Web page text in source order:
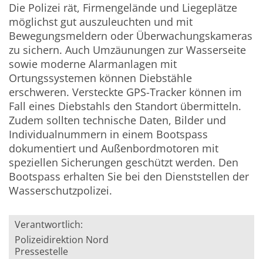
Die Polizei rät, Firmengelände und Liegeplätze
möglichst gut auszuleuchten und mit
Bewegungsmeldern oder Überwachungskameras
zu sichern. Auch Umzäunungen zur Wasserseite
sowie moderne Alarmanlagen mit
Ortungssystemen können Diebstähle
erschweren. Versteckte GPS-Tracker können im
Fall eines Diebstahls den Standort übermitteln.
Zudem sollten technische Daten, Bilder und
Individualnummern in einem Bootspass
dokumentiert und Außenbordmotoren mit
speziellen Sicherungen geschützt werden. Den
Bootspass erhalten Sie bei den Dienststellen der
Wasserschutzpolizei.
Verantwortlich:
Polizeidirektion Nord
Pressestelle